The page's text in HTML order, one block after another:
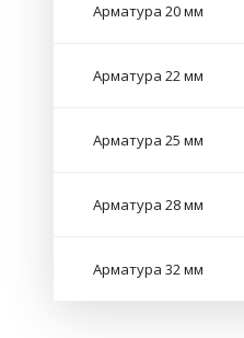
Арматура 20 мм
Арматура 22 мм
Арматура 25 мм
Арматура 28 мм
Арматура 32 мм